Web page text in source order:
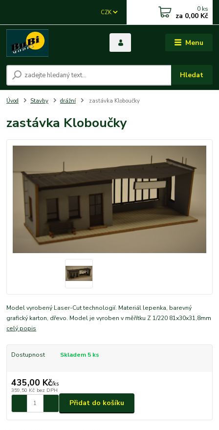
Menu
CZK
Hledat
0 ks
za 0,00 Kč
Úvod Stavby drážní zastávka Kloboučky
zastávka Kloboučky
Model vyrobený Laser-Cut technologií. Materiál lepenka, barevný
grafický karton, dřevo. Model je vyroben v měřítku Z 1/220 81x30x31,8mm
celý popis
Dostupnost Skladem 5 ks
435,00 Kč/ks
359,50 Kč bez DPH
Přidat do košíku